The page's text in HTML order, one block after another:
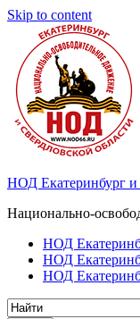
Skip to content
НОД Екатеринбург
Национально-
НОД
НОД
НОД